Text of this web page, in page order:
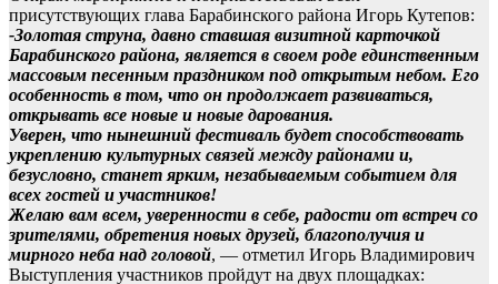
присутствующих глава Барабинского района Игорь Кутепов:
-Золотая струна, давно ставшая визитной карточкой
Барабинского района, является в своем роде единственным
массовым песенным праздником под открытым небом. Его
особенность в том, что он продолжает развиваться,
открывать все новые и новые дарования.
Уверен, что нынешний фестиваль будет способствовать
укреплению культурных связей между районами и,
безусловно, станет ярким, незабываемым событием для
всех гостей и участников!
Желаю вам всем, уверенности в себе, радости от встреч со
зрителями, обретения новых друзей, благополучия и
мирного неба над головой, — отметил Игорь Владимирович
Выступления участников пройдут на двух площадках: